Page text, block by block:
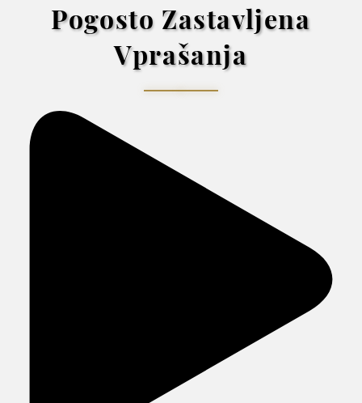
Pogosto Zastavljena
Vprašanja